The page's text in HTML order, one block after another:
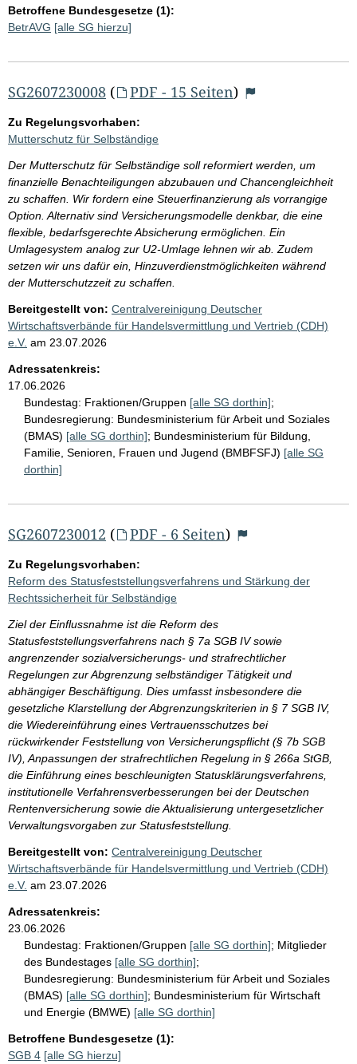
Betroffene Bundesgesetze (1):
BetrAVG [alle SG hierzu]
SG2607230008 ( PDF - 15 Seiten)
Zu Regelungsvorhaben:
Mutterschutz für Selbständige
Der Mutterschutz für Selbständige soll reformiert werden, um
finanzielle Benachteiligungen abzubauen und Chancengleichheit
zu schaffen. Wir fordern eine Steuerfinanzierung als vorrangige
Option. Alternativ sind Versicherungsmodelle denkbar, die eine
flexible, bedarfsgerechte Absicherung ermöglichen. Ein
Umlagesystem analog zur U2-Umlage lehnen wir ab. Zudem
setzen wir uns dafür ein, Hinzuverdienstmöglichkeiten während
der Mutterschutzzeit zu schaffen.
Bereitgestellt von: Centralvereinigung Deutscher
Wirtschaftsverbände für Handelsvermittlung und Vertrieb (CDH)
e.V. am 23.07.2026
Adressatenkreis:
17.06.2026
Bundestag: Fraktionen/Gruppen [alle SG dorthin];
Bundesregierung: Bundesministerium für Arbeit und Soziales
(BMAS) [alle SG dorthin]; Bundesministerium für Bildung,
Familie, Senioren, Frauen und Jugend (BMBFSFJ) [alle SG
dorthin]
SG2607230012 ( PDF - 6 Seiten)
Zu Regelungsvorhaben:
Reform des Statusfeststellungsverfahrens und Stärkung der
Rechtssicherheit für Selbständige
Ziel der Einflussnahme ist die Reform des
Statusfeststellungsverfahrens nach § 7a SGB IV sowie
angrenzender sozialversicherungs- und strafrechtlicher
Regelungen zur Abgrenzung selbständiger Tätigkeit und
abhängiger Beschäftigung. Dies umfasst insbesondere die
gesetzliche Klarstellung der Abgrenzungskriterien in § 7 SGB IV,
die Wiedereinführung eines Vertrauensschutzes bei
rückwirkender Feststellung von Versicherungspflicht (§ 7b SGB
IV), Anpassungen der strafrechtlichen Regelung in § 266a StGB,
die Einführung eines beschleunigten Statusklärungsverfahrens,
institutionelle Verfahrensverbesserungen bei der Deutschen
Rentenversicherung sowie die Aktualisierung untergesetzlicher
Verwaltungsvorgaben zur Statusfeststellung.
Bereitgestellt von: Centralvereinigung Deutscher
Wirtschaftsverbände für Handelsvermittlung und Vertrieb (CDH)
e.V. am 23.07.2026
Adressatenkreis:
23.06.2026
Bundestag: Fraktionen/Gruppen [alle SG dorthin]; Mitglieder
des Bundestages [alle SG dorthin];
Bundesregierung: Bundesministerium für Arbeit und Soziales
(BMAS) [alle SG dorthin]; Bundesministerium für Wirtschaft
und Energie (BMWE) [alle SG dorthin]
Betroffene Bundesgesetze (1):
SGB 4 [alle SG hierzu]